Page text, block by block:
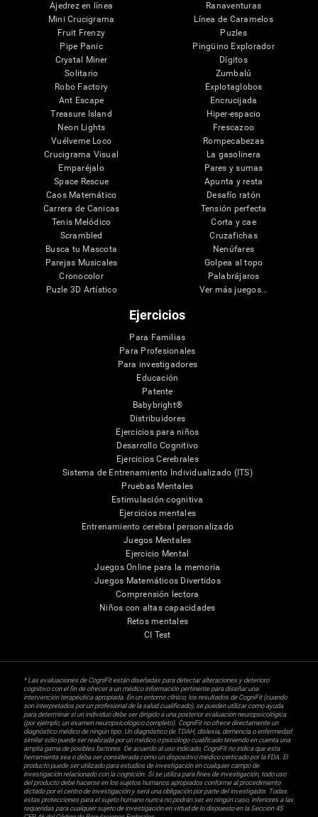
Ajedrez en línea
Mini Crucigrama
Fruit Frenzy
Pipe Panic
Crystal Miner
Solitario
Robo Factory
Ant Escape
Treasure Island
Neon Lights
Vuélveme Loco
Crucigrama Visual
Emparéjalo
Space Rescue
Caos Matemático
Carrera de Canicas
Tenis Melódico
Scrambled
Busca tu Mascota
Parejas Musicales
Cronocolor
Puzle 3D Artístico
Ranaventuras
Línea de Caramelos
Puzles
Pingüino Explorador
Dígitos
Zumbalú
Explotaglobos
Encrucijada
Hiper-espacio
Frescazoo
Rompecabezas
La gasolinera
Pares y sumas
Apunta y resta
Desafío ratón
Tensión perfecta
Corta y cae
Cruzafichas
Nenúfares
Golpea al topo
Palabrájaros
Ver más juegos...
Ejercicios
Para Familias
Para Profesionales
Para investigadores
Educación
Patente
Babybright®
Distribuidores
Ejercicios para niños
Desarrollo Cognitivo
Ejercicios Cerebrales
Sistema de Entrenamiento Individualizado (ITS)
Pruebas Mentales
Estimulación cognitiva
Ejercicios mentales
Entrenamiento cerebral personalizado
Juegos Mentales
Ejercicio Mental
Juegos Online para la memoria
Juegos Matemáticos Divertidos
Comprensión lectora
Niños con altas capacidades
Retos mentales
CI Test
* Las evaluaciones de CogniFit están diseñadas para detectar alteraciones y deterioro
cognitivo con el fin de ofrecer a un médico información pertinente para diseñar una
intervención terapéutica apropiada. En un entorno clínico, los resultados de CogniFit (cuando
son interpretados por un profesional de la salud cualificado), se pueden utilizar como ayuda
para determinar si un individuo debe ser dirigido a una posterior evaluación neuropsicológica
(por ejemplo, un examen neuropsicológico completo). CogniFit no ofrece directamente un
diagnóstico médico de ningún tipo. Un diagnóstico de TDAH, dislexia, demencia o enfermedad
similar sólo puede ser realizada por un médico o psicólogo cualificado teniendo en cuenta una
amplia gama de posibles factores. De acuerdo al uso indicado, CogniFit no indica que esta
herramienta sea o deba ser considerada como un dispositivo médico certicado por la FDA. El
producto puede ser utilizado para estudios de investigación en cualquier campo de
investigación relacionado con la cognición. Si se utiliza para fines de investigación, todo uso
del producto debe hacerse en los sujetos humanos apropiados conforme al procedimiento
dictado por el centro de investigación y será una obligación por parte del investigador. Todas
estas protecciones para el sujeto humano nunca no podrán ser, en ningún caso, inferiores a las
requeridas para cualquier sujeto de investigación en virtud de lo dispuesto en la Sección 45